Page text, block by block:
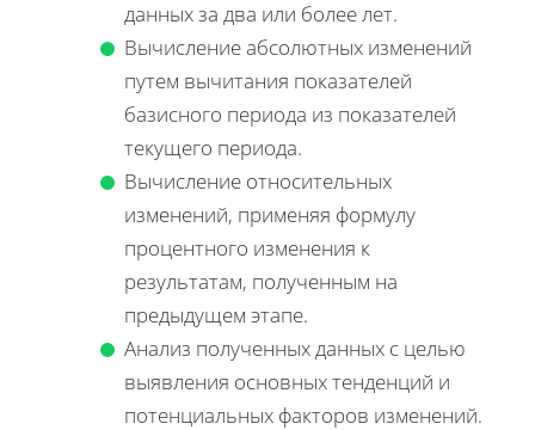
данных за два или более лет.
Вычисление абсолютных изменений
путем вычитания показателей
базисного периода из показателей
текущего периода.
Вычисление относительных
изменений, применяя формулу
процентного изменения к
результатам, полученным на
предыдущем этапе.
Анализ полученных данных с целью
выявления основных тенденций и
потенциальных факторов изменений.